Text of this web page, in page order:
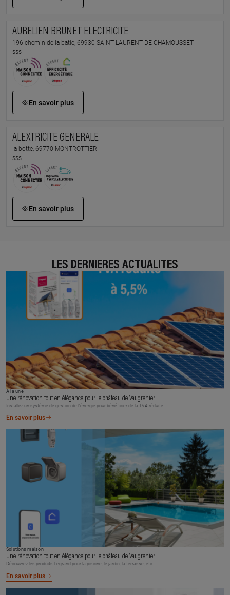
AURELIEN BRUNET ELECTRICITE
196 chemin de la batie, 69930 SAINT LAURENT DE CHAMOUSSET
sss
En savoir plus
ALEXTRICITE GENERALE
la botte, 69770 MONTROTTIER
sss
En savoir plus
LES DERNIÈRES ACTUALITÉS
À la une
Une rénovation tout en élégance pour le château de Vaugrenier
Installez un système de gestion de l’énergie pour bénéficier de la TVA réduite.
En savoir plus
Solutions maison
Une rénovation tout en élégance pour le château de Vaugrenier
Découvrez les produits Legrand pour la piscine, le jardin, la terrasse, etc.
En savoir plus